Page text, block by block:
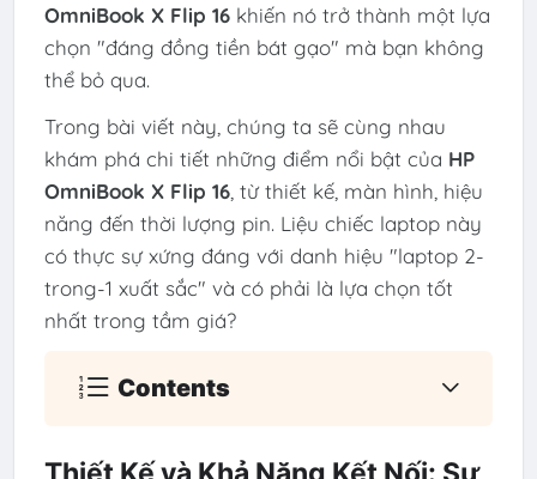
OmniBook X Flip 16khiến nó trở thành một lựa
chọn "đáng đồng tiền bát gạo" mà bạn không
thể bỏ qua.
Trong bài viết này, chúng ta sẽ cùng nhau
khám phá chi tiết những điểm nổi bật của HP
OmniBook X Flip 16, từ thiết kế, màn hình, hiệu
năng đến thời lượng pin. Liệu chiếc laptop này
có thực sự xứng đáng với danh hiệu "laptop 2-
trong-1 xuất sắc" và có phải là lựa chọn tốt
nhất trong tầm giá?
Contents